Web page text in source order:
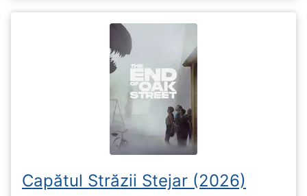
Capătul Străzii Stejar (2026)